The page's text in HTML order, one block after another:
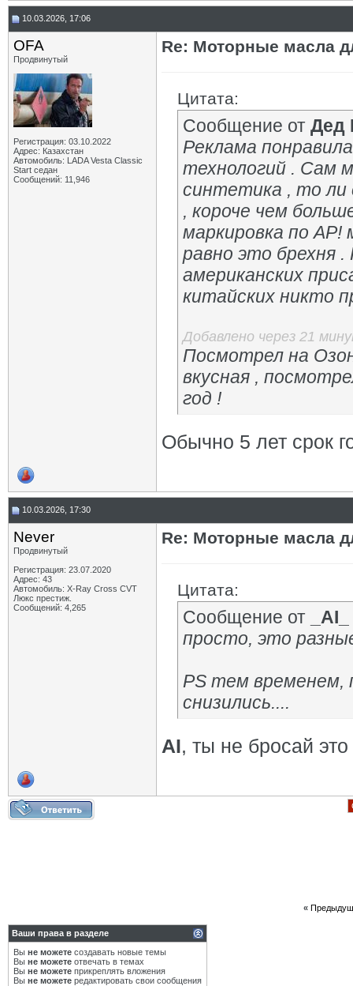
10.03.2026, 17:06
OFA
Продвинутый
Регистрация: 03.10.2022
Адрес: Казахстан
Автомобиль: LADA Vesta Classic
Start седан
Сообщений: 11,946
Re: Моторные масла
Цитата:
Сообщение от Дед
Реклама
технологий . Сам
синтетика , то ли
, короче чем
маркировка по
равно это брехня
американских
китайских никто
Добавлено через 21
Посмотрел на
вкусная ,
год !
Обычно 5 лет срок
10.03.2026, 17:30
Never
Продвинутый
Регистрация: 23.07.2020
Адрес: 43
Автомобиль: X-Ray Cross CVT
Люкс престиж.
Сообщений: 4,265
Re: Моторные масла
Цитата:
Сообщение от
_AI_
просто, это
PS тем временем,
снизились....
AI, ты не бросай
«
Ваши права в разделе
Вы не можете создавать новые темы
Вы не можете отвечать в темах
Вы не можете прикреплять вложения
Вы не можете редактировать свои сообщения